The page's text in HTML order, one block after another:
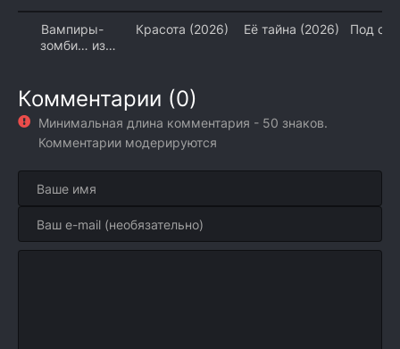
Вампиры-
зомби… из
Красота (2026) Её тайна (2026)
Под
Комментарии (0)
Минимальная длина комментария - 50 знаков.
Комментарии модерируются